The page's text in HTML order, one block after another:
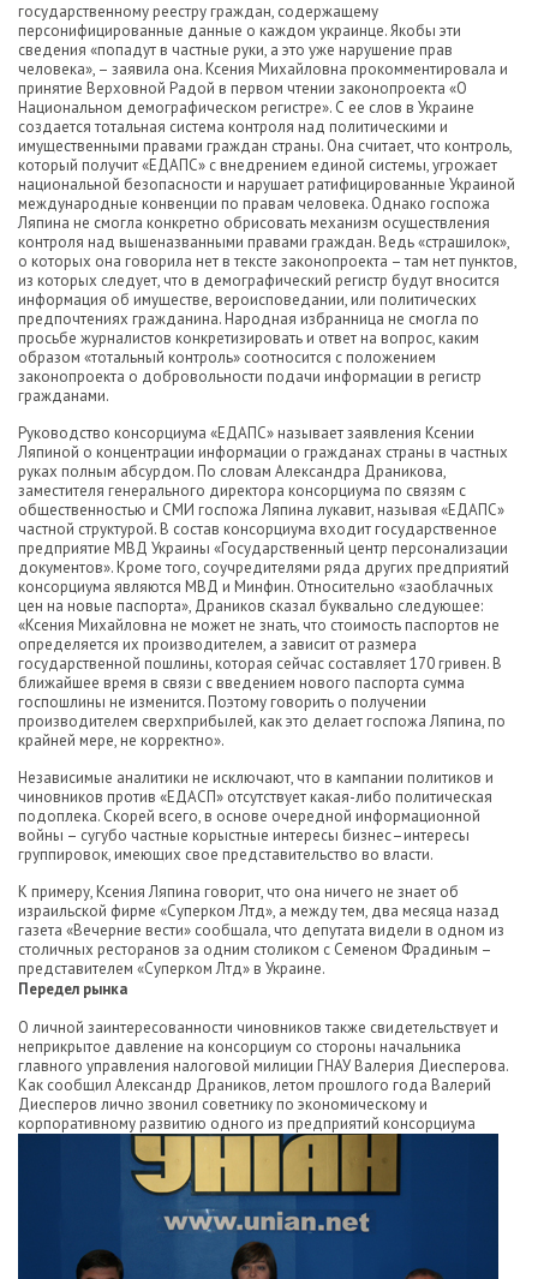
государственному реестру граждан, содержащему
персонифицированные данные о каждом украинце. Якобы эти
сведения «попадут в частные руки, а это уже нарушение прав
человека», – заявила она. Ксения Михайловна прокомментировала и
принятие Верховной Радой в первом чтении законопроекта «О
Национальном демографическом регистре». С ее слов в Украине
создается тотальная система контроля над политическими и
имущественными правами граждан страны. Она считает, что контроль,
который получит «ЕДАПС» с внедрением единой системы, угрожает
национальной безопасности и нарушает ратифицированные Украиной
международные конвенции по правам человека. Однако госпожа
Ляпина не смогла конкретно обрисовать механизм осуществления
контроля над вышеназванными правами граждан. Ведь «страшилок»,
о которых она говорила нет в тексте законопроекта – там нет пунктов,
из которых следует, что в демографический регистр будут вносится
информация об имуществе, вероисповедании, или политических
предпочтениях гражданина. Народная избранница не смогла по
просьбе журналистов конкретизировать и ответ на вопрос, каким
образом «тотальный контроль» соотносится с положением
законопроекта о добровольности подачи информации в регистр
гражданами.
Руководство консорциума «ЕДАПС» называет заявления Ксении
Ляпиной о концентрации информации о гражданах страны в частных
руках полным абсурдом. По словам Александра Драникова,
заместителя генерального директора консорциума по связям с
общественностью и СМИ госпожа Ляпина лукавит, называя «ЕДАПС»
частной структурой. В состав консорциума входит государственное
предприятие МВД Украины «Государственный центр персонализации
документов». Кроме того, соучредителями ряда других предприятий
консорциума являются МВД и Минфин. Относительно «заоблачных
цен на новые паспорта», Драников сказал буквально следующее:
«Ксения Михайловна не может не знать, что стоимость паспортов не
определяется их производителем, а зависит от размера
государственной пошлины, которая сейчас составляет 170 гривен. В
ближайшее время в связи с введением нового паспорта сумма
госпошлины не изменится. Поэтому говорить о получении
производителем сверхприбылей, как это делает госпожа Ляпина, по
крайней мере, не корректно».
Независимые аналитики не исключают, что в кампании политиков и
чиновников против «ЕДАСП» отсутствует какая-либо политическая
подоплека. Скорей всего, в основе очередной информационной
войны – сугубо частные корыстные интересы бизнес–интересы
группировок, имеющих свое представительство во власти.
К примеру, Ксения Ляпина говорит, что она ничего не знает об
израильской фирме «Суперком Лтд», а между тем, два месяца назад
газета «Вечерние вести» сообщала, что депутата видели в одном из
столичных ресторанов за одним столиком с Семеном Фрадиным –
представителем «Суперком Лтд» в Украине.
Передел рынка
О личной заинтересованности чиновников также свидетельствует и
неприкрытое давление на консорциум со стороны начальника
главного управления налоговой милиции ГНАУ Валерия Диесперова.
Как сообщил Александр Драников, летом прошлого года Валерий
Диесперов лично звонил советнику по экономическому и
корпоративному развитию одного из предприятий консорциума